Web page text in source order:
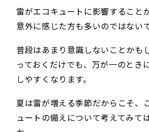
雷がエコキュートに影響すること
意外に感じた方も多いのではない
普段はあまり意識しないことかも
っておくだけでも、万が一のとき
しやすくなります。
夏は雷が増える季節だからこそ、
ュートの備えについて考えてみて